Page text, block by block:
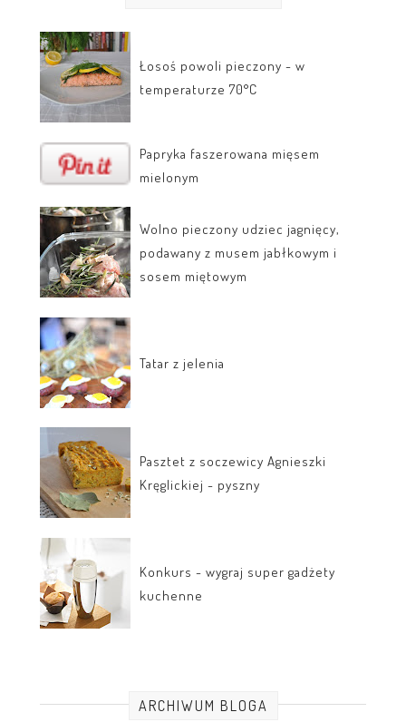
Łosoś powoli pieczony - w
temperaturze 70°C
Papryka faszerowana mięsem
mielonym
Wolno pieczony udziec jagnięcy,
podawany z musem jabłkowym i
sosem miętowym
Tatar z jelenia
Pasztet z soczewicy Agnieszki
Kręglickiej - pyszny
Konkurs - wygraj super gadżety
kuchenne
ARCHIWUM BLOGA